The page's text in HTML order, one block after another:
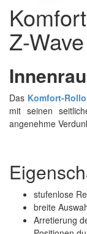
Z-Wave
Das Komfort-
mit seinen
angenehme
stufenlose
breite
Arretierung